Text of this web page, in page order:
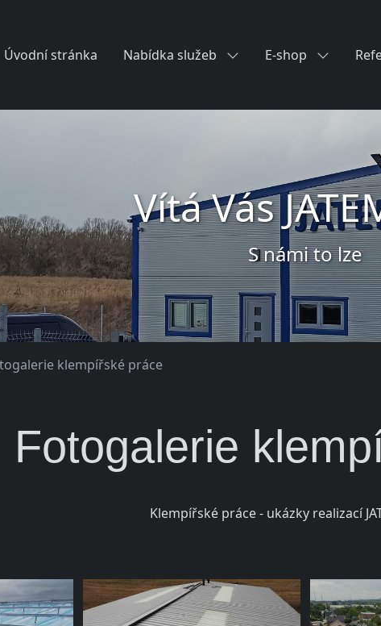
Úvodní stránka Nabídka služeb E-shop
Vítá Vás
S námi to lze
klempířské práce
Fotogalerie
Klempířské práce - ukázky realizací